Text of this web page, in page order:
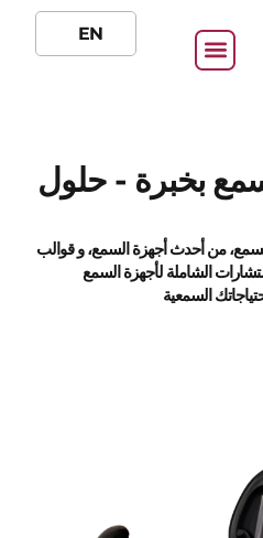
EN
بخبرة - حلول
من أحدث أجهزة السمع، و قوالب
الشاملة لأجهزة السمع
السمعية